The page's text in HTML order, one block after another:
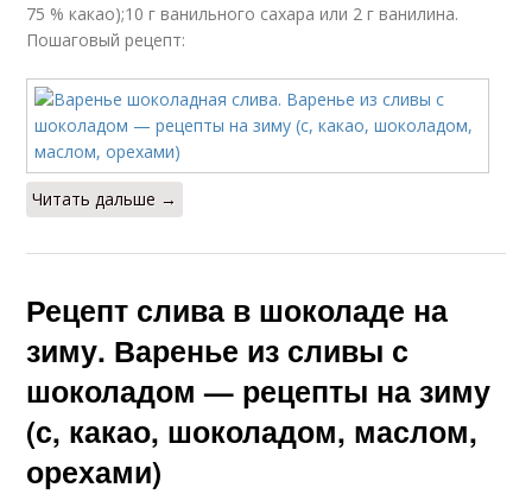
75 % какао);10 г ванильного сахара или 2 г ванилина.
Пошаговый рецепт:
Читать дальше →
Рецепт слива в шоколаде на
зиму. Варенье из сливы с
шоколадом — рецепты на зиму
(с, какао, шоколадом, маслом,
орехами)